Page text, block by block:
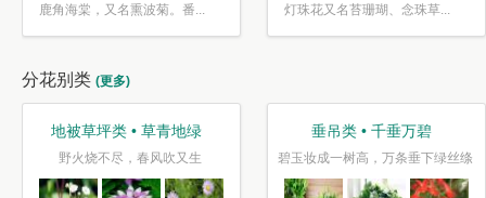
鹿角海棠，又名熏波菊。番... 灯珠花又名苔珊瑚、念珠草...
分花别类 (更多)
地被草坪类 • 草青地绿
野火烧不尽，春风吹又生
垂吊类 • 千垂万碧
碧玉妆成一树高，万条垂下绿丝绦